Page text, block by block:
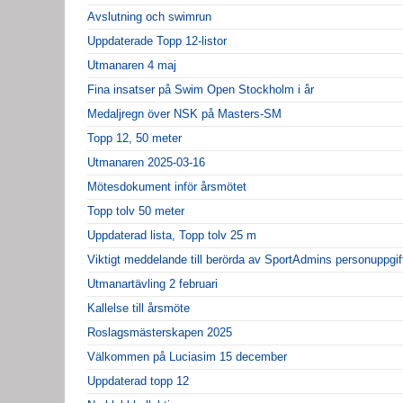
Avslutning och swimrun
Uppdaterade Topp 12-listor
Utmanaren 4 maj
Fina insatser på Swim Open Stockholm i år
Medaljregn över NSK på Masters-SM
Topp 12, 50 meter
Utmanaren 2025-03-16
Mötesdokument inför årsmötet
Topp tolv 50 meter
Uppdaterad lista, Topp tolv 25 m
Viktigt meddelande till berörda av SportAdmins
Utmanartävling 2 februari
Kallelse till årsmöte
Roslagsmästerskapen 2025
Välkommen på Luciasim 15 december
Uppdaterad topp 12